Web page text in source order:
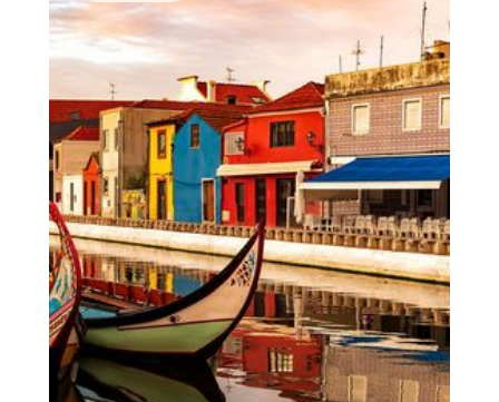
Short tour - Where
Wisdom Keeps You Young
Coimbra, Portugal
Distance
Durée
Audios Parcours